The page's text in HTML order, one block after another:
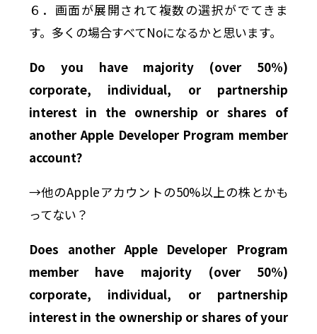
６．画面が展開されて複数の選択がでてきま
す。多くの場合すべてNoになるかと思います。
Do you have majority (over 50%)
corporate, individual, or partnership
interest in the ownership or shares of
anotherApple DeveloperProgram member
account?
→他のAppleアカウントの50%以上の株とかも
ってない？
Does anotherApple Developer Program
member have majority (over 50%)
corporate, individual, or partnership
interest in the ownership or shares of your